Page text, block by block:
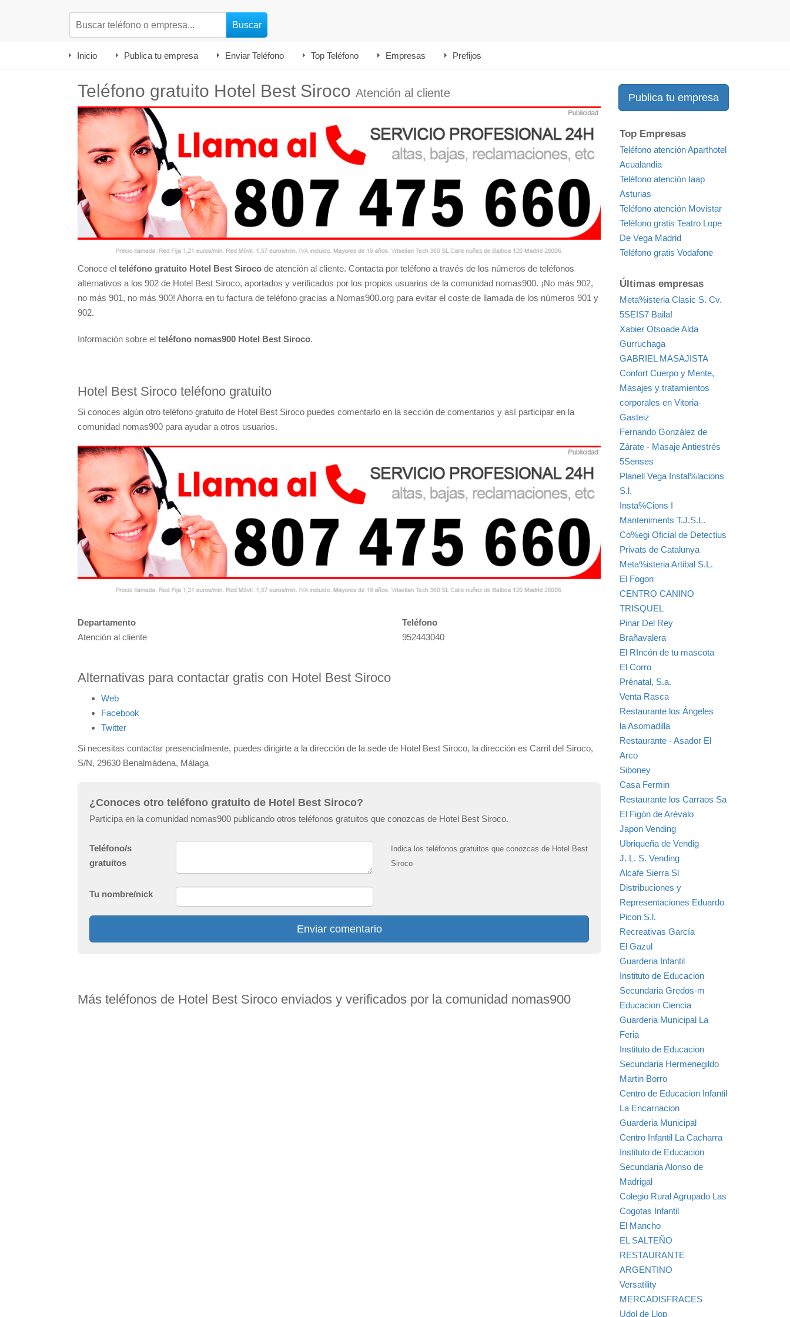
Inicio Publica tu empresa Enviar Teléfono Top Teléfono Empresas Prefijos
Teléfono gratuito Hotel Best Siroco Atención al cliente
Conoce el teléfono gratuito Hotel Best Siroco de atención al cliente. Contacta por teléfono a través de los números de teléfonos
alternativos a los 902 de Hotel Best Siroco, aportados y verificados por los propios usuarios de la comunidad nomas900. ¡No más 902,
no más 901, no más 900! Ahorra en tu factura de teléfono gracias a Nomas900.org para evitar el coste de llamada de los números 901 y
902.
Información sobre el teléfono nomas900 Hotel Best Siroco.
Hotel Best Siroco teléfono gratuito
Si conoces algún otro teléfono gratuito de Hotel Best Siroco puedes comentarlo en la sección de comentarios y así participar en la
comunidad nomas900 para ayudar a otros usuarios.
Departamento
Teléfono
Atención al cliente
952443040
Alternativas para contactar gratis con Hotel Best Siroco
Web
Facebook
Twitter
Si necesitas contactar presencialmente, puedes dirigirte a la dirección de la sede de Hotel Best Siroco, la dirección es Carril del Siroco,
S/N, 29630 Benalmádena, Málaga
¿Conoces otro teléfono gratuito de Hotel Best Siroco?
Participa en la comunidad nomas900 publicando otros teléfonos gratuitos que conozcas de Hotel Best Siroco.
Teléfono/s
gratuitos
Indica los teléfonos gratuitos que conozcas de Hotel Best
Siroco
Tu nombre/nick
Enviar comentario
Más teléfonos de Hotel Best Siroco enviados y verificados por la comunidad nomas900
Publica tu empresa
Top Empresas
Teléfono atención Aparthotel
Acualandia
Teléfono atención Iaap
Asturias
Teléfono atención Movistar
Teléfono gratis Teatro Lope
De Vega Madrid
Teléfono gratis Vodafone
Últimas empresas
Meta%isteria Clasic S. Cv.
5SEIS7 Baila!
Xabier Otsoade Alda
Gurruchaga
GABRIEL MASAJISTA
Confort Cuerpo y Mente,
Masajes y tratamientos
corporales en Vitoria-
Gasteiz
Fernando González de
Zárate - Masaje Antiestrés
5Senses
Planell Vega Instal%lacions
S.l.
Insta%Cions I
Manteniments T.J.S.L.
Co%egi Oficial de Detectius
Privats de Catalunya
Meta%isteria Artibal S.L.
El Fogon
CENTRO CANINO
TRISQUEL
Pinar Del Rey
Brañavalera
El RIncón de tu mascota
El Corro
Prénatal, S.a.
Venta Rasca
Restaurante los Ángeles
la Asomadilla
Restaurante - Asador El
Arco
Siboney
Casa Fermin
Restaurante los Carraos Sa
El Figón de Arévalo
Japon Vending
Ubriqueña de Vendig
J. L. S. Vending
Alcafe Sierra Sl
Distribuciones y
Representaciones Eduardo
Picon S.l.
Recreativas García
El Gazul
Guarderia Infantil
Instituto de Educacion
Secundaria Gredos-m
Educacion Ciencia
Guarderia Municipal La
Feria
Instituto de Educacion
Secundaria Hermenegildo
Martin Borro
Centro de Educacion Infantil
La Encarnacion
Guarderia Municipal
Centro Infantil La Cacharra
Instituto de Educacion
Secundaria Alonso de
Madrigal
Colegio Rural Agrupado Las
Cogotas Infantil
El Mancho
EL SALTEÑO
RESTAURANTE
ARGENTINO
Versatility
MERCADISFRACES
Udol de Llop